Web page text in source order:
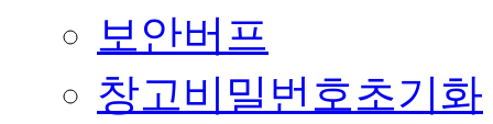
보안버프
창고비밀번호초기화